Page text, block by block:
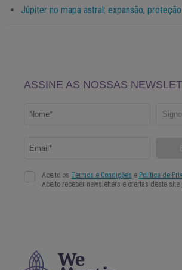
Júpiter no mapa astral: expansão,